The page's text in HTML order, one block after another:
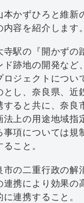
本かずひろと維新
容を紹介します。
駅の『開かずの
ド跡地の開発など
ロジェクトについ
とし、奈良県、近
すると共に、奈良
法上の用途地域指
事項については規
こと。
の二重行政の解
連携により効果の
連携すること。